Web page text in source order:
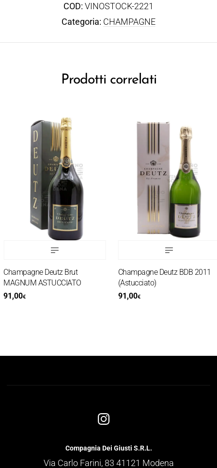
COD: VINOSTOCK-2221
Categoria: CHAMPAGNE
Prodotti correlati
Deutz Brut
ASTUCCIATO
€
Champagne Deutz BDB 2011
(Astucciato)
91,00€
Compagnia Dei Giusti S.R.L.
Via Carlo Farini, 83 41121 Modena